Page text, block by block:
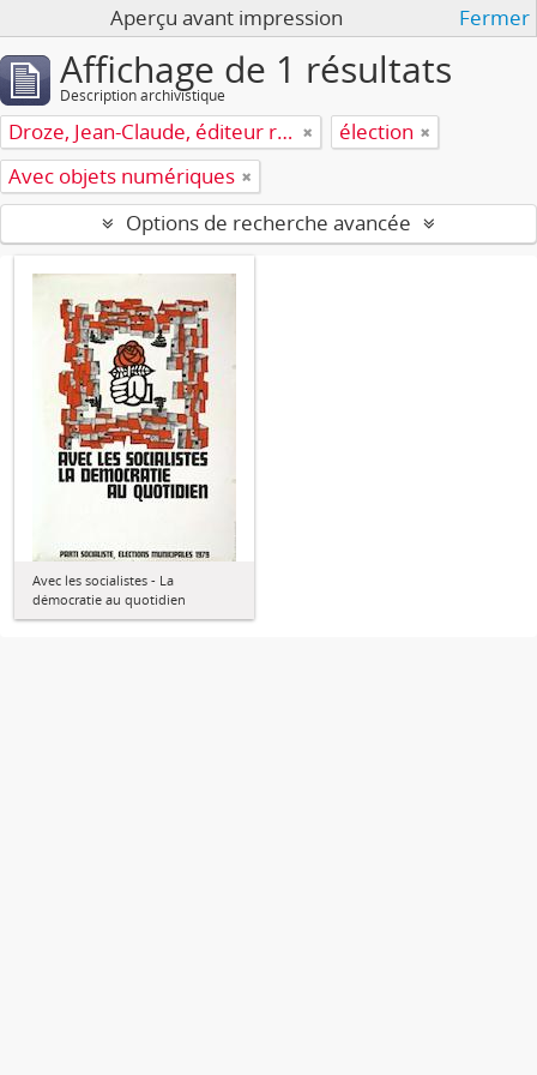
Aperçu avant impression Fermer
Affichage de 1 résultats
Description archivistique
Droze, Jean-Claude, éditeur responsable
élection
Avec objets numériques
Options de recherche avancée
Avec les socialistes - La
démocratie au quotidien